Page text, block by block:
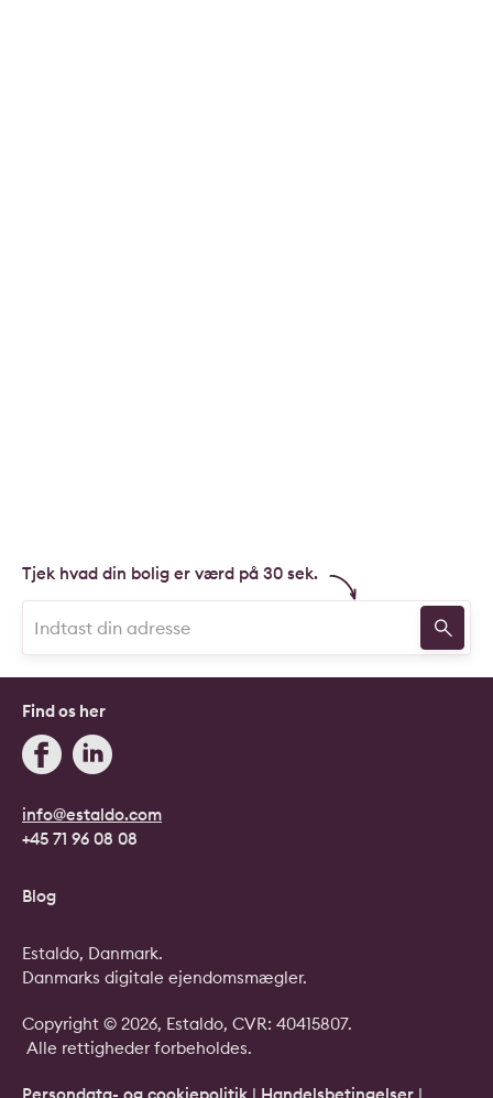
Tjek hvad din bolig er værd på 30 sek.
info@estaldo.com
+45 71 96 08 08
Find os her
Blog
Copyright © 2026, Estaldo, CVR: 40415807.
Alle rettigheder forbeholdes.
Persondata- og cookiepolitik | Handelsbetingelser |
Estaldo, Danmark.
Danmarks digitale ejendomsmægler.